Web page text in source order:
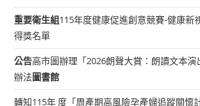
重要衛生組115年度健康促進創意競賽-健康新
得獎名單
公告高市圖辦理「2026朗聲大賞：朗讀文本
辦法圖書館
轉知115年 度「周產期高風險孕產婦追蹤關懷